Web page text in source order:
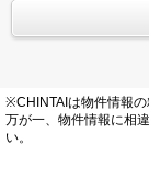
※CHINTAIは物件情報の
万が一、物件情報に相
い。